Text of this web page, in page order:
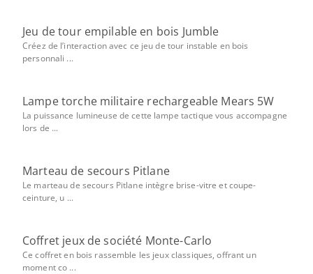
Jeu de tour empilable en bois Jumble
Créez de l’interaction avec ce jeu de tour instable en bois
personnali ...
Lampe torche militaire rechargeable Mears 5W
La puissance lumineuse de cette lampe tactique vous accompagne
lors de ...
Marteau de secours Pitlane
Le marteau de secours Pitlane intègre brise-vitre et coupe-
ceinture, u ...
Coffret jeux de société Monte-Carlo
Ce coffret en bois rassemble les jeux classiques, offrant un
moment co ...